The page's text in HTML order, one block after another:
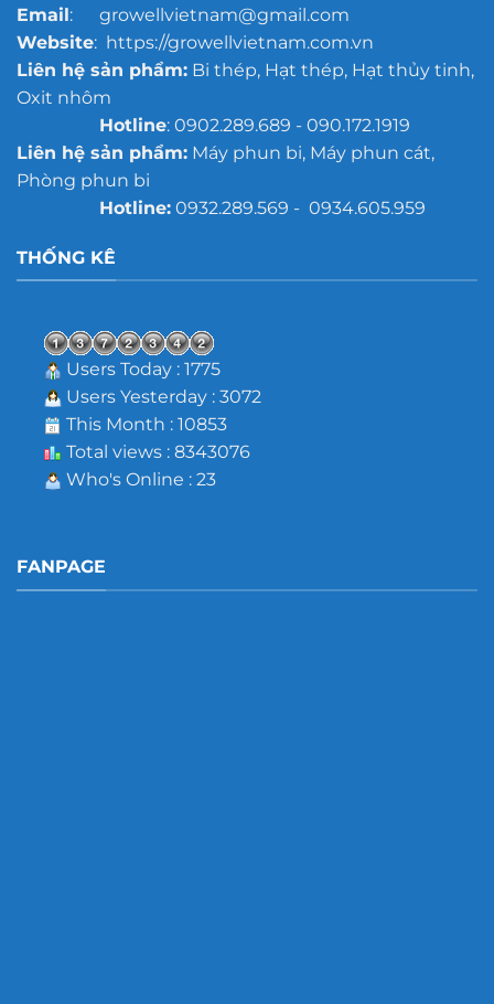
Email: growellvietnam@gmail.com
Website: https://growellvietnam.com.vn
Liên hệ sản phẩm:Bi thép, Hạt thép, Hạt thủy tinh,
Oxit nhôm
Hotline: 0902.289.689 - 090.172.1919
Liên hệ sản phẩm:Máy phun bi, Máy phun cát,
Phòng phun bi
Hotline:0932.289.569 - 0934.605.959
THỐNG KÊ
Users Today : 1775
Users Yesterday : 3072
This Month : 10853
Total views : 8343076
Who's Online : 23
FANPAGE